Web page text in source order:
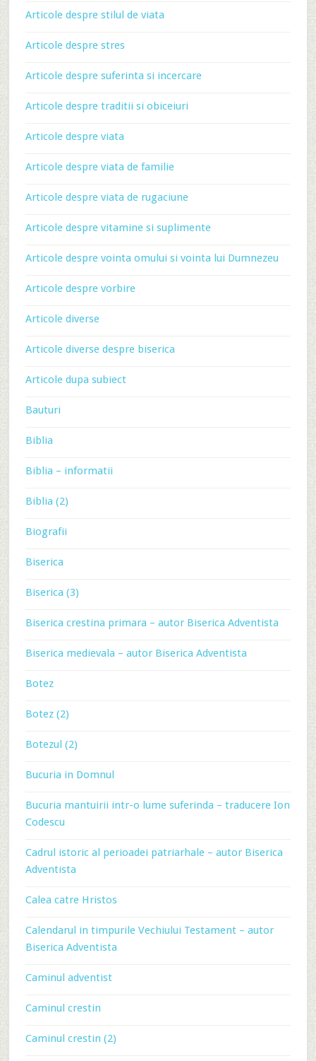
Articole despre stilul de viata
Articole despre stres
Articole despre suferinta si incercare
Articole despre traditii si obiceiuri
Articole despre viata
Articole despre viata de familie
Articole despre viata de rugaciune
Articole despre vitamine si suplimente
Articole despre vointa omului si vointa lui Dumnezeu
Articole despre vorbire
Articole diverse
Articole diverse despre biserica
Articole dupa subiect
Bauturi
Biblia
Biblia – informatii
Biblia (2)
Biografii
Biserica
Biserica (3)
Biserica crestina primara – autor Biserica Adventista
Biserica medievala – autor Biserica Adventista
Botez
Botez (2)
Botezul (2)
Bucuria in Domnul
Bucuria mantuirii intr-o lume suferinda – traducere Ion
Codescu
Cadrul istoric al perioadei patriarhale – autor Biserica
Adventista
Calea catre Hristos
Calendarul in timpurile Vechiului Testament – autor
Biserica Adventista
Caminul adventist
Caminul crestin
Caminul crestin (2)